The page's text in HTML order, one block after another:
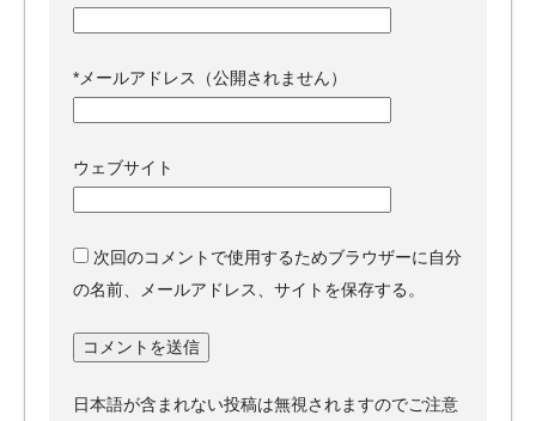
* メールアドレス（公開されません）
ウェブサイト
次回のコメントで使用するためブラウザーに自分
の名前、メールアドレス、サイトを保存する。
日本語が含まれない投稿は無視されますのでご注意